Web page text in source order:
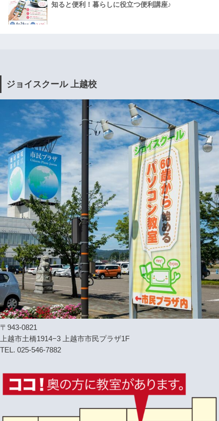
知ると便利！暮らしに役立つ便利講座♪
ジョイスクール 上越校
〒943-0821
上越市土橋1914−3 上越市市民プラザ1F
TEL. 025-546-7882